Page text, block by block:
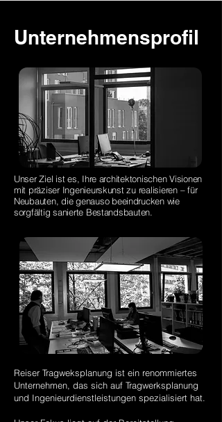
Unternehmensprofil
Unser Ziel ist es, Ihre architektonischen Visionen
mit präziser Ingenieurskunst zu realisieren – für
Neubauten, die genauso beeindrucken wie
sorgfältig sanierte Bestandsbauten.
Reiser Tragweksplanung ist ein renommiertes
Unternehmen, das sich auf Tragwerksplanung
und Ingenieurdienstleistungen spezialisiert hat.